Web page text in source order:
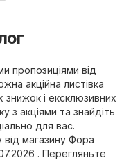
пропозиціями від
акційна листівка
знижок і ексклюзивних
з акціями та знайдіть
для вас.
від магазину Фора
. Перегляньте